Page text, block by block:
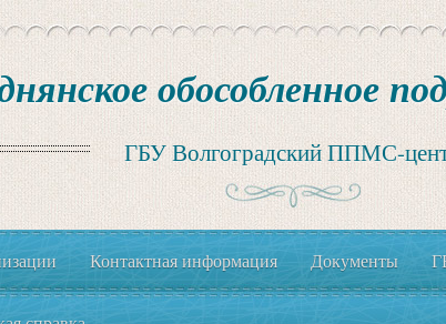
обособленное
ГБУ Волгоградский ППМС-
Контактная информация Документы